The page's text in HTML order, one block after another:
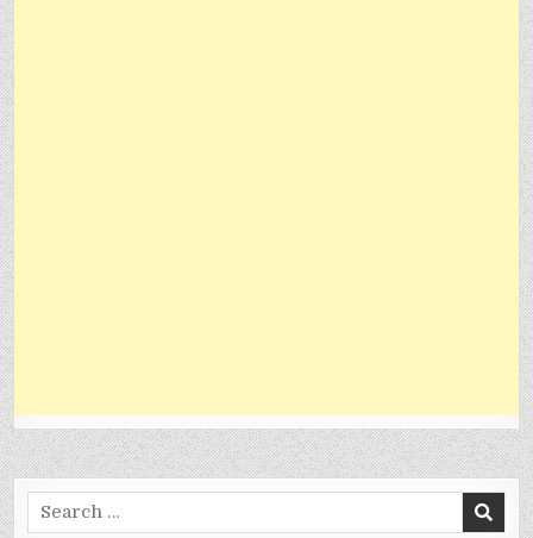
Search
for: